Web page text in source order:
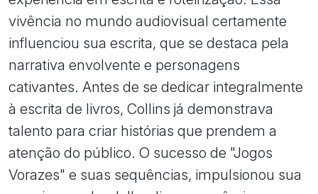
vivência no mundo audiovisual certamente
influenciou sua escrita, que se destaca pela
narrativa envolvente e personagens
cativantes. Antes de se dedicar integralmente
à escrita de livros, Collins já demonstrava
talento para criar histórias que prendem a
atenção do público. O sucesso de "Jogos
Vorazes" e suas sequências, impulsionou sua